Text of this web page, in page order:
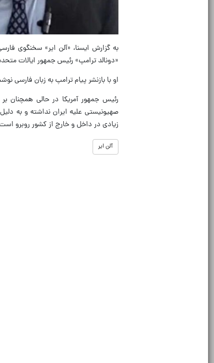
به گزارش ایسنا، «آلن ایر» سخنگوی
«دونالد ترامپ» رئیس جمهور ایالات
او با بازنشر پیام ترامپ به زبان فارسی
رئیس جمهور آمریکا در حالی همچنان
صهیونیستی علیه ایران نداشته و به
زیادی در داخل و خارج از کشور روبرو
آلن ایر